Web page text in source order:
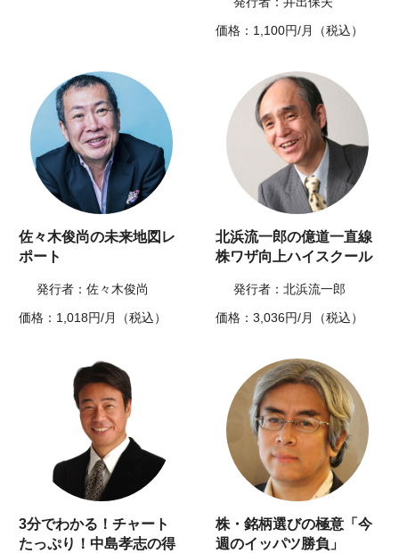
価格：1,100円/月（税込）
佐々木俊尚の未来地図レ
ポート
発行者：佐々木俊尚
価格：1,018円/月（税込）
北浜流一郎の億道一直線
株ワザ向上ハイスクール
発行者：北浜流一郎
価格：3,036円/月（税込）
3分でわかる！チャート
たっぷり！中島孝志の得
株・銘柄選びの極意「今
週のイッパツ勝負」